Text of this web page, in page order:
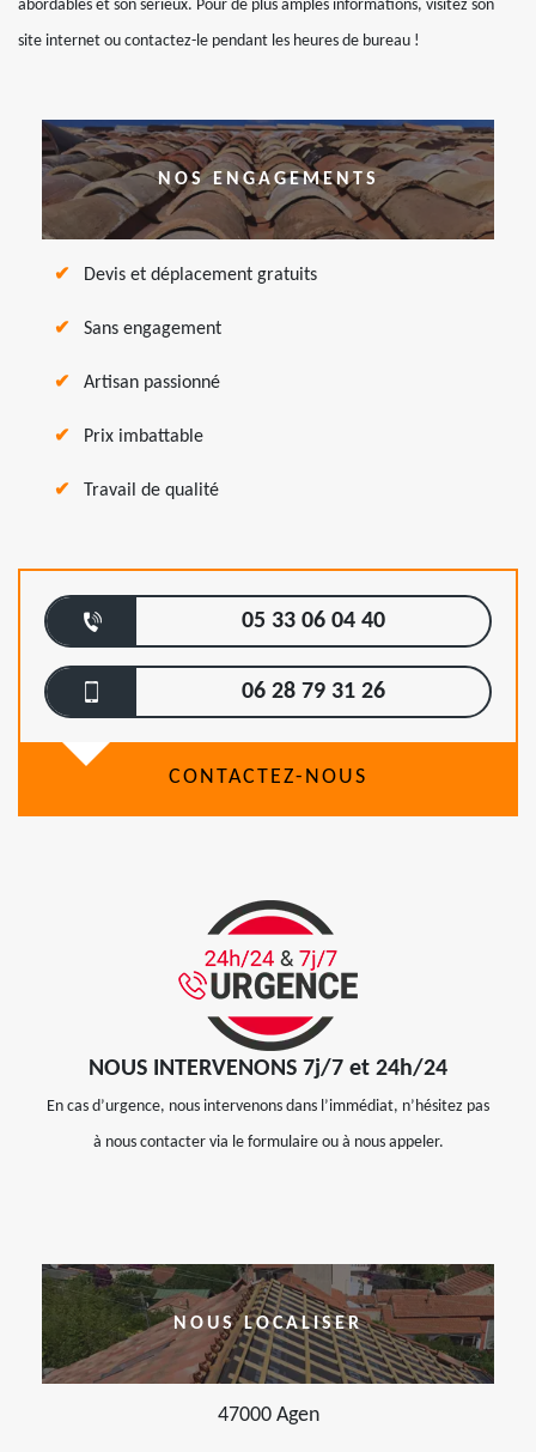
abordables et son sérieux. Pour de plus amples informations, visitez son
site internet ou contactez-le pendant les heures de bureau !
NOS ENGAGEMENTS
Devis et déplacement gratuits
Sans engagement
Artisan passionné
Prix imbattable
Travail de qualité
05 33 06 04 40
06 28 79 31 26
CONTACTEZ-NOUS
NOUS INTERVENONS 7j/7 et 24h/24
En cas d’urgence, nous intervenons dans l’immédiat, n’hésitez pas
à nous contacter via le formulaire ou à nous appeler.
NOUS LOCALISER
47000 Agen